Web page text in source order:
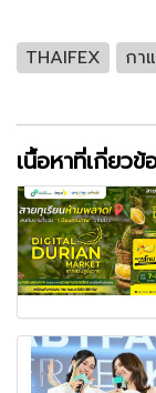
THAIFEX กา
เนื้อหาที่เกี่ยวข้